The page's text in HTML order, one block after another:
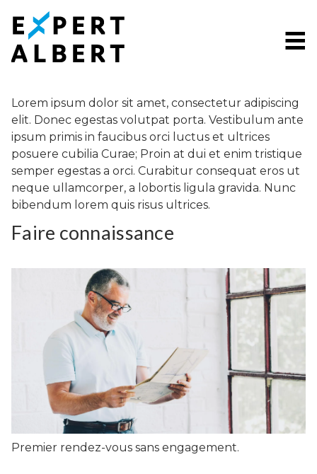
Passer le menu et aller au contenu
Lorem ipsum dolor sit amet, consectetur adipiscing
elit. Donec egestas volutpat porta. Vestibulum ante
ipsum primis in faucibus orci luctus et ultrices
posuere cubilia Curae; Proin at dui et enim tristique
semper egestas a orci. Curabitur consequat eros ut
neque ullamcorper, a lobortis ligula gravida. Nunc
bibendum lorem quis risus ultrices.
Faire connaissance
Premier rendez-vous sans engagement.